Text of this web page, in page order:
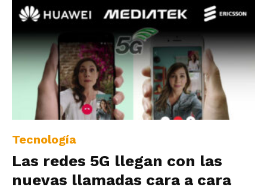
Tecnología
Las redes 5G llegan con las
nuevas llamadas cara a cara